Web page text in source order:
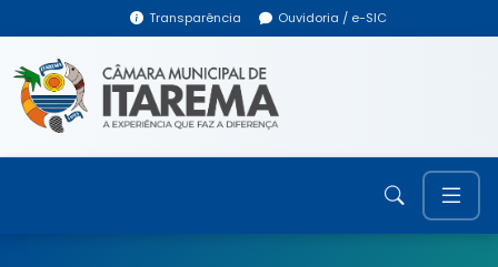
Transparência Ouvidoria / e-SIC